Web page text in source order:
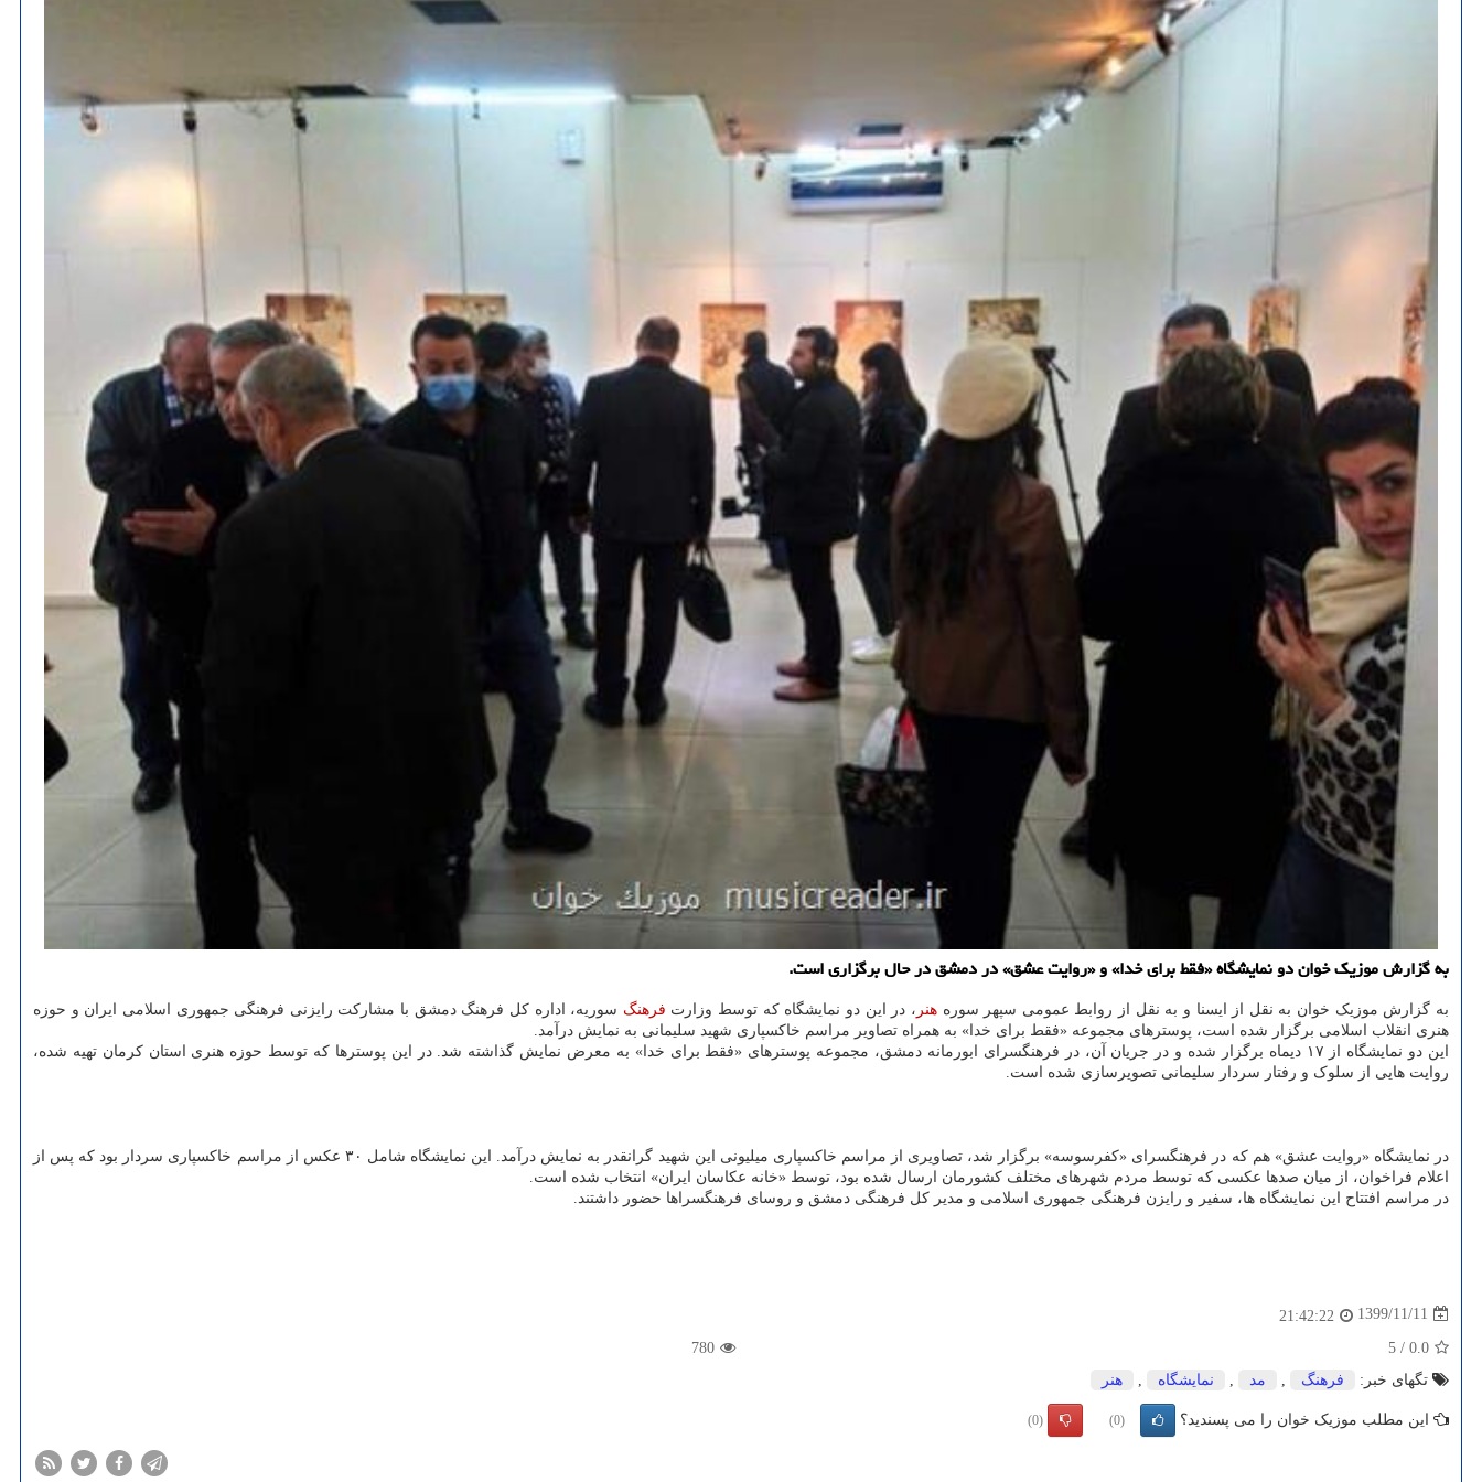
به گزارش موزیک خوان دو نمایشگاه «فقط برای خدا» و «روایت عشق» در دمشق در حال برگزاری است.
به گزارش موزیک خوان به نقل از ایسنا و به نقل از روابط عمومی سپهر سورههنر ، در این دو نمایشگاه که توسط وزارت فرهنگ سوریه، اداره کل فرهنگ دمشق با مشارکت رایزنی فرهنگی جمهوری اسلامی ایران و حوزه
هنری انقلاب اسلامی برگزار شده است، پوسترهای مجموعه «فقط برای خدا» به همراه تصاویر مراسم خاکسپاری شهید سلیمانی به نمایش درآمد.
این دو نمایشگاه از ۱۷ دیماه برگزار شده و در جریان آن، در فرهنگسرای ابورمانه دمشق، مجموعه پوسترهای «فقط برای خدا» به معرض نمایش گذاشته شد. در این پوسترها که توسط حوزه هنری استان کرمان تهیه شده،
روایت هایی از سلوک و رفتار سردار سلیمانی تصویرسازی شده است.
در نمایشگاه «روایت عشق» هم که در فرهنگسرای «کفرسوسه» برگزار شد، تصاویری از مراسم خاکسپاری میلیونی این شهید گرانقدر به نمایش درآمد. این نمایشگاه شامل ۳۰ عکس از مراسم خاکسپاری سردار بود که پس از
اعلام فراخوان، از میان صدها عکسی که توسط مردم شهرهای مختلف کشورمان ارسال شده بود، توسط «خانه عکاسان ایران» انتخاب شده است.
در مراسم افتتاح این نمایشگاه ها، سفیر و رایزن فرهنگی جمهوری اسلامی و مدیر کل فرهنگی دمشق و روسای فرهنگسراها حضور داشتند.
1399/11/11
21:42:22
0.0
/
5
780
تگهای خبر:
فرهنگ مد نمایشگاه هنر
این مطلب موزیک خوان را می پسندید؟ (0)
(0)